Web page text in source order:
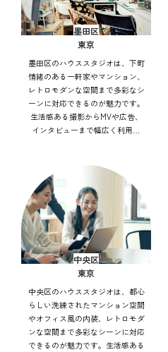
墨田区
東京
墨田区のハウススタジオは、下町
情緒のある一軒家やマンション、
レトロモダンな空間まで多彩なシ
ーンに対応できるのが魅力です。
生活感ある撮影からMVや広告、
インタビューまで幅広く利用可
にバリエーション豊かな撮影を実
中央区
東京
中央区のハウススタジオは、都心
らしい洗練されたマンション空間
やオフィス風の内装、レトロモダ
ンな空間まで多彩なシーンに対応
できるのが魅力です。生活感ある